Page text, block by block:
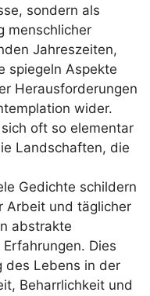
sondern als
menschlicher
Jahreszeiten,
spiegeln Aspekte
Herausforderungen
wider.
oft so elementar
Landschaften, die
Gedichte schildern
Arbeit und täglicher
abstrakte
Dies
des Lebens in der
Beharrlichkeit und